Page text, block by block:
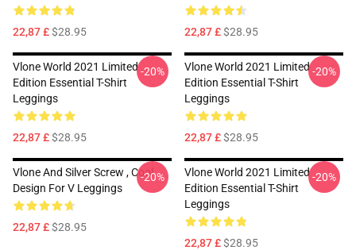
22,87 £$28.95 22,87 £$28.95
Vlone World 2021 Limited
Edition Essential T-Shirt
Leggings
22,87 £$28.95
-20%
Vlone World 2021 Limited
Edition Essential T-Shirt
Leggings
22,87 £$28.95
-20%
Vlone And Silver Screw , Cool
Design For V Leggings
22,87 £$28.95
-20%
Vlone World 2021 Limited
Edition Essential T-Shirt
Leggings
22,87 £$28.95
-20%